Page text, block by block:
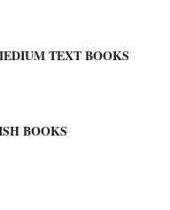
TEXT BOOKS
BOOKS